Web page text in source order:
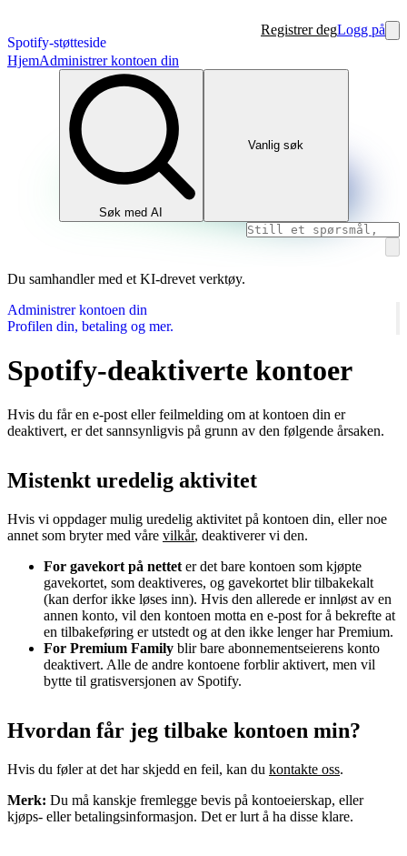
Spotify-støtteside
Registrer degLogg på
HjemAdministrer kontoen din
Søk med AI
Vanlig søk
Du samhandler med et KI-drevet verktøy.
Administrer kontoen din
Profilen din, betaling og mer.
Spotify-deaktiverte kontoer
Hvis du får en e-post eller feilmelding om at kontoen din er
deaktivert, er det sannsynligvis på grunn av den følgende årsaken.
Mistenkt uredelig aktivitet
Hvis vi oppdager mulig uredelig aktivitet på kontoen din, eller noe
annet som bryter med våre vilkår, deaktiverer vi den.
For gavekort på nettet er det bare kontoen som kjøpte
gavekortet, som deaktiveres, og gavekortet blir tilbakekalt
(kan derfor ikke løses inn). Hvis den allerede er innløst av en
annen konto, vil den kontoen motta en e-post for å bekrefte at
en tilbakeføring er utstedt og at den ikke lenger har Premium.
For Premium Family blir bare abonnementseierens konto
deaktivert. Alle de andre kontoene forblir aktivert, men vil
bytte til gratisversjonen av Spotify.
Hvordan får jeg tilbake kontoen min?
Hvis du føler at det har skjedd en feil, kan du kontakte oss.
Merk: Du må kanskje fremlegge bevis på kontoeierskap, eller
kjøps- eller betalingsinformasjon. Det er lurt å ha disse klare.